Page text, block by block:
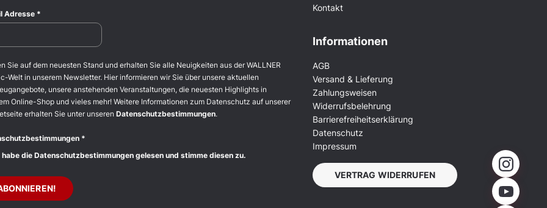
Adresse *
Sie auf dem neuesten Stand und erhalten Sie alle Neuigkeiten aus der WALLNER
Welt in unserem Newsletter. Hier informieren wir Sie über unsere aktuellen
unsere anstehenden Veranstaltungen, die neuesten Highlights in
Online-Shop und vieles mehr! Weitere Informationen zum Datenschutz auf unserer
erhalten Sie unter unseren Datenschutzbestimmungen.
*
die Datenschutzbestimmungen gelesen und stimme diesen zu.
Kontakt
Informationen
AGB
Versand & Lieferung
Zahlungsweisen
Widerrufsbelehrung
Barrierefreiheitserklärung
Datenschutz
Impressum
VERTRAG WIDERRUFEN